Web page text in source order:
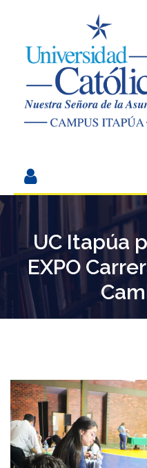
UC Itapúa
EXPO